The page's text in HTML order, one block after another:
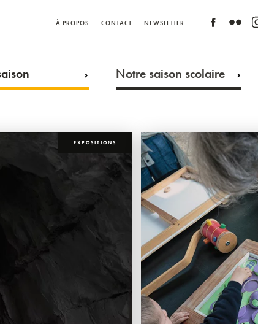
À PROPOS CONTACT NEWSLETTER
Notre saison scolaire
EXPOSITIONS